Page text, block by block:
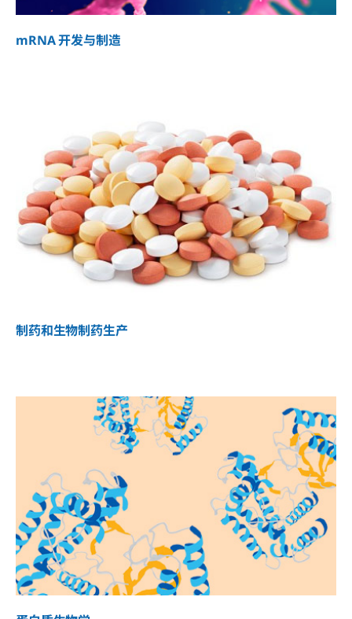
mRNA 开发与制造
制药和生物制药生产